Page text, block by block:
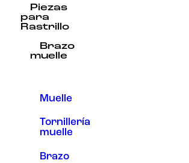
Piezas
para
Rastrillo
Brazo
muelle
Muelle
Tornillería
muelle
Brazo